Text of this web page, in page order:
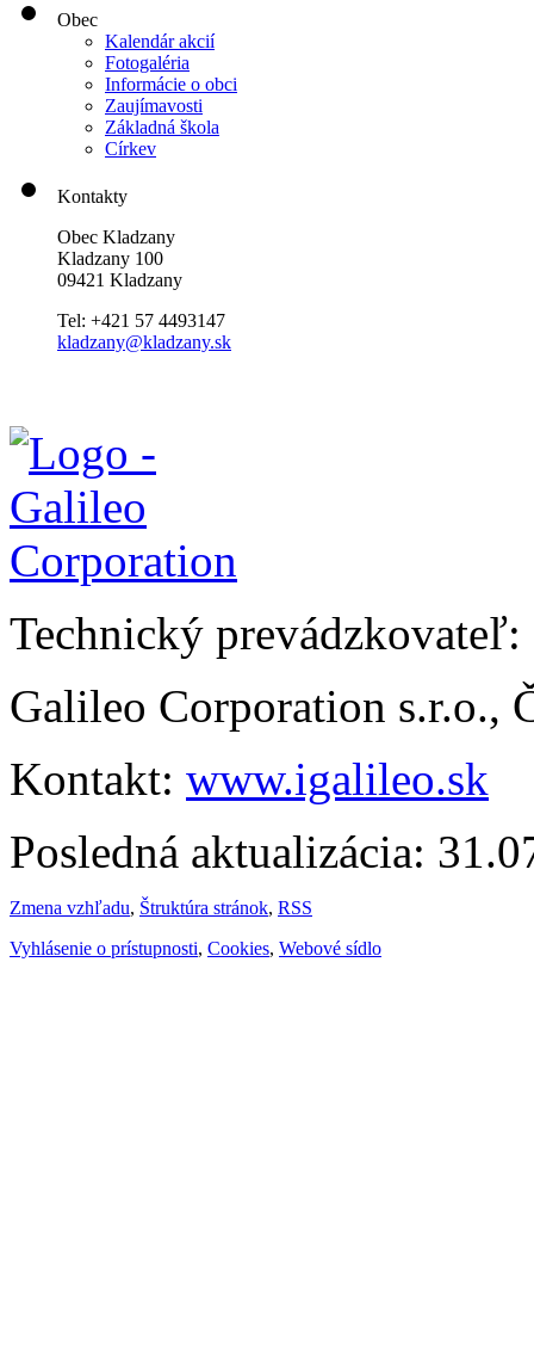
Obec
Kalendár akcií
Fotogaléria
Informácie o obci
Zaujímavosti
Základná škola
Církev
Kontakty
Obec Kladzany
Kladzany 100
09421 Kladzany
Tel: +421 57 4493147
kladzany@kladzany.sk
Technický prevádzkovateľ:
Galileo Corporation s.r.o.,
Kontakt: www.igalileo.sk
Posledná aktualizácia:
Zmena vzhľadu, Štruktúra stránok, RSS
Vyhlásenie o prístupnosti, Cookies, Webové sídlo